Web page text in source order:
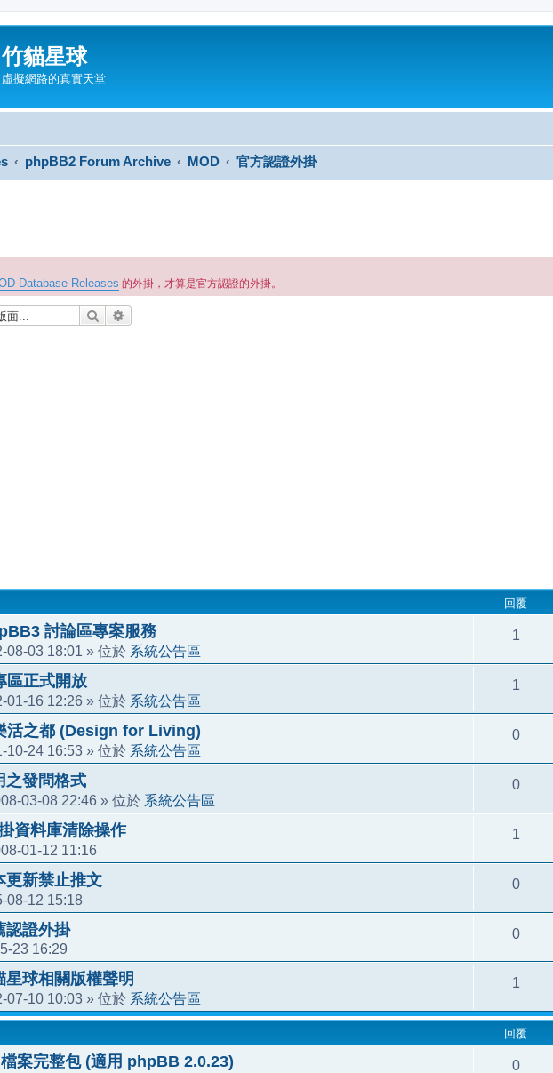
竹貓星球
虛擬網路的真實天堂
phpBB2 Forum Archive MOD 官方認證外掛
Database Releases 的外掛，才算是官方認證的外掛。
搜尋
回覆
討論區專案服務
08-03 18:01 » 位於 系統公告區
1
區正式開放
01-16 12:26 » 位於 系統公告區
1
活之都 (Design for Living)
10-24 16:53 » 位於 系統公告區
0
之發問格式
03-08 22:46 » 位於 系統公告區
0
資料庫清除操作
01-12 11:16
1
更新禁止推文
08-12 15:18
0
認證外掛
23 16:29
0
球相關版權聲明
07-10 10:03 » 位於 系統公告區
1
回覆
案完整包 (適用 phpBB 2.0.23) 0